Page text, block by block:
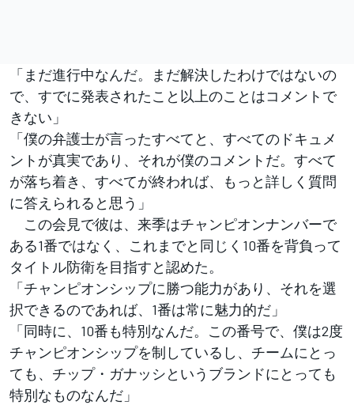
「まだ進行中なんだ。まだ解決したわけではないの
で、すでに発表されたこと以上のことはコメントで
きない」
「僕の弁護士が言ったすべてと、すべてのドキュメ
ントが真実であり、それが僕のコメントだ。すべて
が落ち着き、すべてが終われば、もっと詳しく質問
に答えられると思う」
この会見で彼は、来季はチャンピオンナンバーで
ある1番ではなく、これまでと同じく10番を背負って
タイトル防衛を目指すと認めた。
「チャンピオンシップに勝つ能力があり、それを選
択できるのであれば、1番は常に魅力的だ」
「同時に、10番も特別なんだ。この番号で、僕は2度
チャンピオンシップを制しているし、チームにとっ
ても、チップ・ガナッシというブランドにとっても
特別なものなんだ」